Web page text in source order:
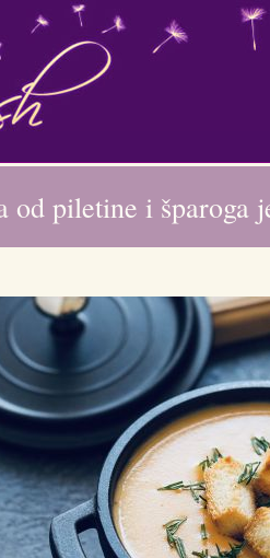
od piletine i šparoga